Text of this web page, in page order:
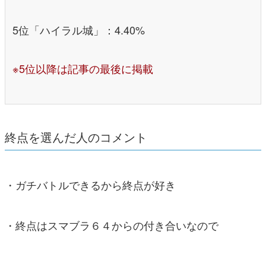
5位「ハイラル城」：4.40%
※5位以降は記事の最後に掲載
終点を選んだ人のコメント
・ガチバトルできるから終点が好き
・終点はスマブラ６４からの付き合いなので